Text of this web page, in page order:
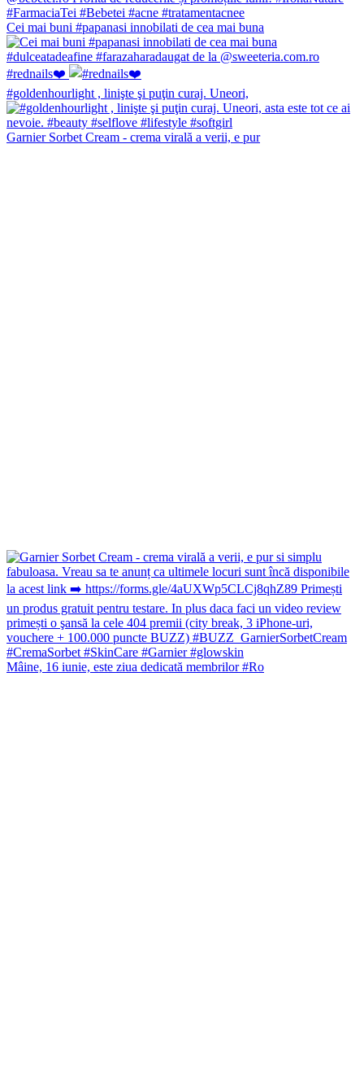
Cei mai buni #papanasi innobilati de cea mai buna
#rednails❤️
#goldenhourlight , linişte şi puţin curaj. Uneori,
Garnier Sorbet Cream - crema virală a verii, e pur
Mâine, 16 iunie, este ziua dedicată membrilor #Ro